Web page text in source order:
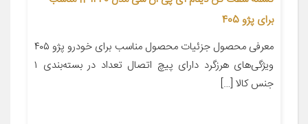
برای پژو 405
معرفی محصول جزئیات محصول مناسب برای خودرو پژو ۴۰۵
ویژگی‌های هرزگرد دارای پیچ اتصال تعداد در بسته‌بندی ۱
جنس کالا […]